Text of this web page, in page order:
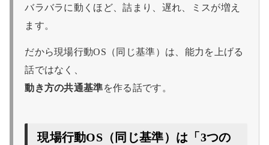
バラバラに動くほど、詰まり、遅れ、ミスが増え
ます。
だから現場行動OS（同じ基準）は、能力を上げる
話ではなく、
動き方の共通基準を作る話です。
現場行動OS（同じ基準）は「3つの